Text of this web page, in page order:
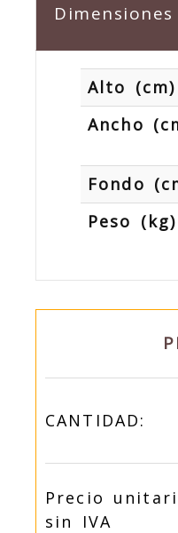
Dimensiones
Alto (cm)
Ancho
Fondo
Peso (kg)
CANTIDAD:
Precio
sin IVA